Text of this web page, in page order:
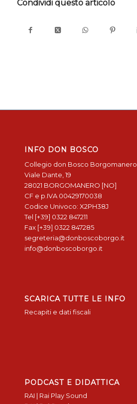
Condividi questo articolo
INFO DON BOSCO
Collegio don Bosco Borgomanero
Viale Dante, 19
28021 BORGOMANERO [NO]
CF e p.IVA 00429170038
Codice Univoco: X2PH38J
Tel [+39] 0322 847211
Fax [+39] 0322 847285
segreteria@donboscoborgo.it
info@donboscoborgo.it
SCARICA TUTTE LE INFO
Recapiti e dati fiscali
PODCAST E DIDATTICA
RAI | Rai Play Sound